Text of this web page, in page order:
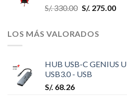
S/.330.00 S/. 275.00
LOS MÁS VALORADOS
HUB USB-C GENIUS
USB3.0 - USB
S/. 68.26